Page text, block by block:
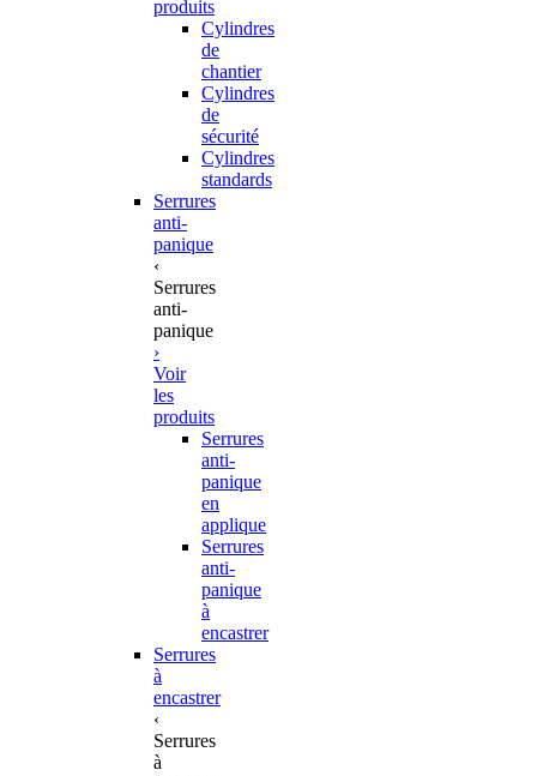
produits
Cylindres
de
chantier
Cylindres
de
sécurité
Cylindres
standards
Serrures
anti-
panique
‹
Serrures
anti-
panique
›
Voir
les
produits
Serrures
anti-
panique
en
applique
Serrures
anti-
panique
à
encastrer
Serrures
à
encastrer
‹
Serrures
à